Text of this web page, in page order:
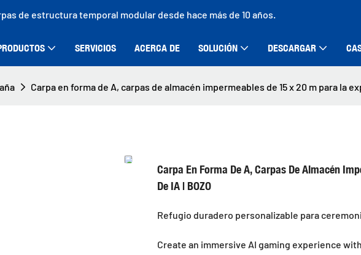
de estructura temporal modular desde hace más de 10 años.
SERVICIOS ACERCA DE SOLUCIÓN DESCARGAR
Carpa en forma de A, carpas de almacén impermeables de 15 x 20 m para la
Carpa En Forma De A, Carpas De Almacén
De IA | BOZO
Refugio duradero personalizable para
Create an immersive AI gaming experience